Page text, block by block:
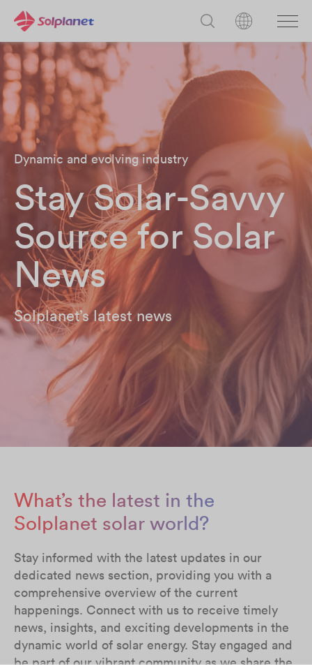
Dynamic and evolving industry
Stay Solar-Savvy
Source for Solar
News
Solplanet’s latest news
What’s the latest in the
Solplanet solar world?
Stay informed with the latest updates in our
dedicated news section, providing you with a
comprehensive overview of the current
happenings. Connect with us to receive timely
news, insights, and exciting developments in the
dynamic world of solar energy. Stay engaged and
be part of our vibrant community as we share the